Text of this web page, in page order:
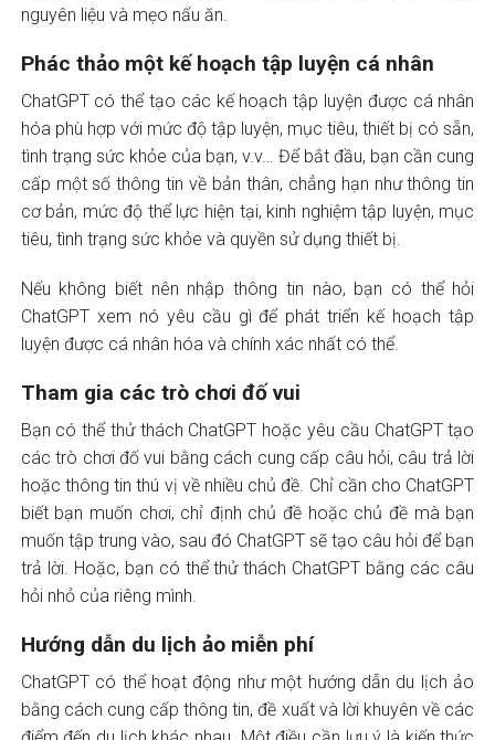
nguyên liệu và mẹo nấu ăn.
Phác thảo một kế hoạch tập luyện cá nhân
ChatGPT có thể tạo các kế hoạch tập luyện được cá nhân
hóa phù hợp với mức độ tập luyện, mục tiêu, thiết bị có sẵn,
tình trạng sức khỏe của bạn, v.v… Để bắt đầu, bạn cần cung
cấp một số thông tin về bản thân, chẳng hạn như thông tin
cơ bản, mức độ thể lực hiện tại, kinh nghiệm tập luyện, mục
tiêu, tình trạng sức khỏe và quyền sử dụng thiết bị.
Nếu không biết nên nhập thông tin nào, bạn có thể hỏi
ChatGPT xem nó yêu cầu gì để phát triển kế hoạch tập
luyện được cá nhân hóa và chính xác nhất có thể.
Tham gia các trò chơi đố vui
Bạn có thể thử thách ChatGPT hoặc yêu cầu ChatGPT tạo
các trò chơi đố vui bằng cách cung cấp câu hỏi, câu trả lời
hoặc thông tin thú vị về nhiều chủ đề. Chỉ cần cho ChatGPT
biết bạn muốn chơi, chỉ định chủ đề hoặc chủ đề mà bạn
muốn tập trung vào, sau đó ChatGPT sẽ tạo câu hỏi để bạn
trả lời. Hoặc, bạn có thể thử thách ChatGPT bằng các câu
hỏi nhỏ của riêng mình.
Hướng dẫn du lịch ảo miễn phí
ChatGPT có thể hoạt động như một hướng dẫn du lịch ảo
bằng cách cung cấp thông tin, đề xuất và lời khuyên về các